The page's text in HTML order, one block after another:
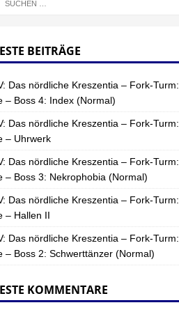
BEITRÄGE
Das nördliche Kreszentia – Fork-Turm:
– Boss 4: Index (Normal)
Das nördliche Kreszentia – Fork-Turm:
– Uhrwerk
Das nördliche Kreszentia – Fork-Turm:
– Boss 3: Nekrophobia (Normal)
Das nördliche Kreszentia – Fork-Turm:
– Hallen II
Das nördliche Kreszentia – Fork-Turm:
– Boss 2: Schwerttänzer (Normal)
KOMMENTARE